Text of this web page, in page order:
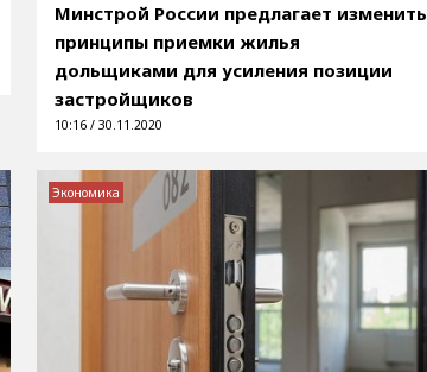
Минстрой России предлагает изменить
принципы приемки жилья
дольщиками для усиления позиции
застройщиков
10:16 / 30.11.2020
Экономика